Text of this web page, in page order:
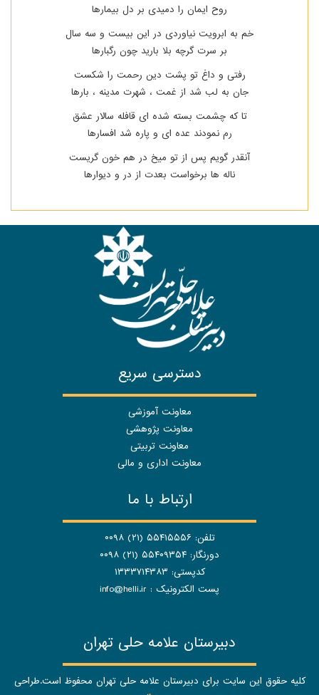
روح ایمان را دمیدی بر دل بیمارها
خم به ابرویت نیاوردی در این بیست و سه سال
بر سرت گرچه بلا بارید چون رگبارها
رفتی و داغ تو پشت دین رحمت را شکست
جان به لب شد از غمت ، شهرت مدینه ، بارها
تا که چشمت بسته شده ای قافله سالار عشق
رم نمودند عده ای و پاره شد افسارها
آنقدر گویم پس از تو میخ در هم خون گریست
ناله ها برخواست بعدت از در و دیوارها
دسترسی سریع
معاونت آموزشی
معاونت پژوهشی
معاونت تربیتی
معاونت اداری و مالی
ارتباط با ما
تلفن: ۵۵۴۱۵۵۵۶ (۲۱) ۰۰۹۸
دورنگار: ۵۵۴۰۹۳۵۴ (۲۱) ۰۰۹۸
کدپستی: ۱۳۳۳۷۱۴۳۸۳
پست الکترونیک : info@helli.ir
دبیرستان علامه حلی تهران
کلیه حقوق این سایت برای دبیرستان علامه حلی تهران محفوظ است.طراحی